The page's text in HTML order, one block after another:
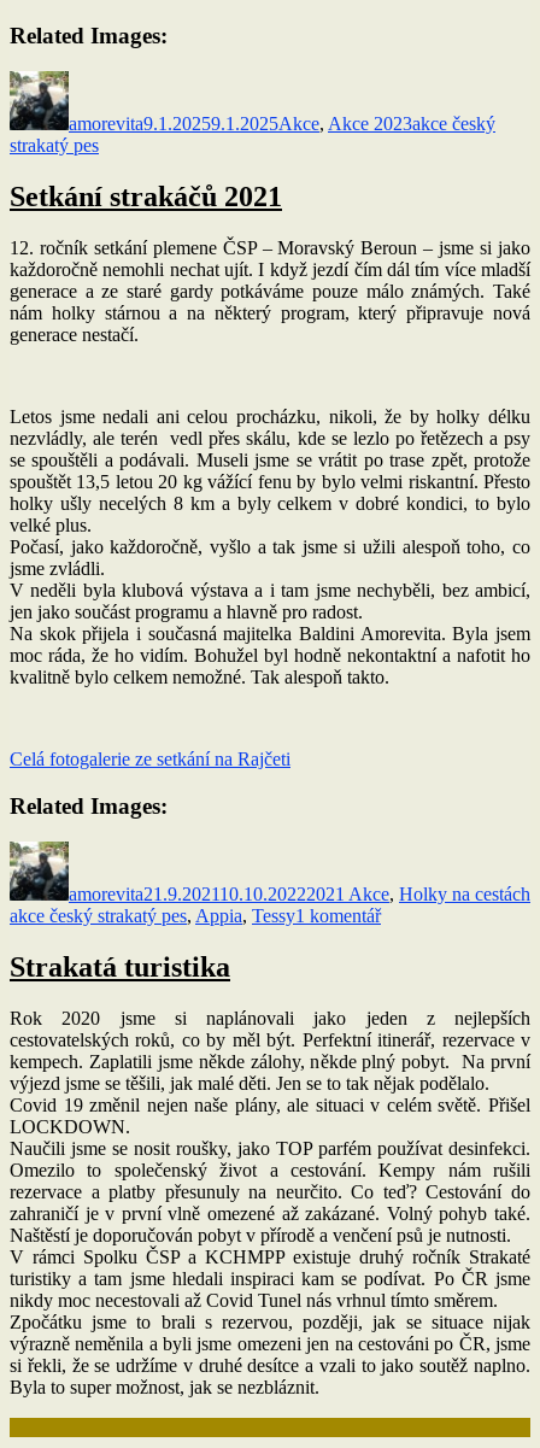
Related Images:
Autor:
amorevita9.1.20259.1.2025Akce, Akce 2023akce český
strakatý pes
Setkání strakáčů 2021
12. ročník setkání plemene ČSP – Moravský Beroun – jsme si jako
každoročně nemohli nechat ujít. I když jezdí čím dál tím více mladší
generace a ze staré gardy potkáváme pouze málo známých. Také
nám holky stárnou a na některý program, který připravuje nová
generace nestačí.
Letos jsme nedali ani celou procházku, nikoli, že by holky délku
nezvládly, ale terén vedl přes skálu, kde se lezlo po řetězech a psy
se spouštěli a podávali. Museli jsme se vrátit po trase zpět, protože
spouštět 13,5 letou 20 kg vážící fenu by bylo velmi riskantní. Přesto
holky ušly necelých 8 km a byly celkem v dobré kondici, to bylo
velké plus.
Počasí, jako každoročně, vyšlo a tak jsme si užili alespoň toho, co
jsme zvládli.
V neděli byla klubová výstava a i tam jsme nechyběli, bez ambicí,
jen jako součást programu a hlavně pro radost.
Na skok přijela i současná majitelka Baldini Amorevita. Byla jsem
moc ráda, že ho vidím. Bohužel byl hodně nekontaktní a nafotit ho
kvalitně bylo celkem nemožné. Tak alespoň takto.
Celá fotogalerie ze setkání na Rajčeti
Related Images:
Autor:
amorevita21.9.202110.10.20222021 Akce, Holky na cestách
akce český strakatý pes, Appia, Tessy1 komentářu
strakáčů
2021
Strakatá turistika
Rok 2020 jsme si naplánovali jako jeden z nejlepších
cestovatelských roků, co by měl být. Perfektní itinerář, rezervace v
kempech. Zaplatili jsme někde zálohy, někde plný pobyt. Na první
výjezd jsme se těšili, jak malé děti. Jen se to tak nějak podělalo.
Covid 19 změnil nejen naše plány, ale situaci v celém světě. Přišel
LOCKDOWN.
Naučili jsme se nosit roušky, jako TOP parfém používat desinfekci.
Omezilo to společenský život a cestování. Kempy nám rušili
rezervace a platby přesunuly na neurčito. Co teď? Cestování do
zahraničí je v první vlně omezené až zakázané. Volný pohyb také.
Naštěstí je doporučován pobyt v přírodě a venčení psů je nutnosti.
V rámci Spolku ČSP a KCHMPP existuje druhý ročník Strakaté
turistiky a tam jsme hledali inspiraci kam se podívat. Po ČR jsme
nikdy moc necestovali až Covid Tunel nás vrhnul tímto směrem.
Zpočátku jsme to brali s rezervou, později, jak se situace nijak
výrazně neměnila a byli jsme omezeni jen na cestováni po ČR, jsme
si řekli, že se udržíme v druhé desítce a vzali to jako soutěž naplno.
Byla to super možnost, jak se nezbláznit.